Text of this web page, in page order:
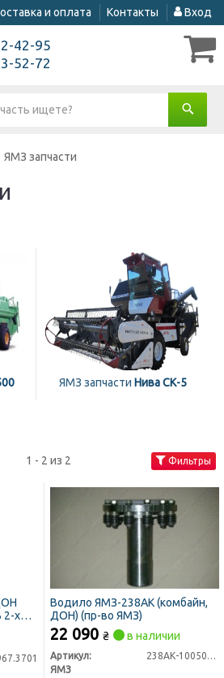
и оплата Контакты Вход
42-95
52-72
ЯМЗ запчасти
ЯМЗ запчасти Нива СК-5
1 - 2 из 2 Фильтры
2-х
Водило ЯМЗ-238АК (комбайн,
ДОН) (пр-во ЯМЗ)
22 090 ₴ в наличии
Артикул:
238АК-1005065-30
ЯМЗ